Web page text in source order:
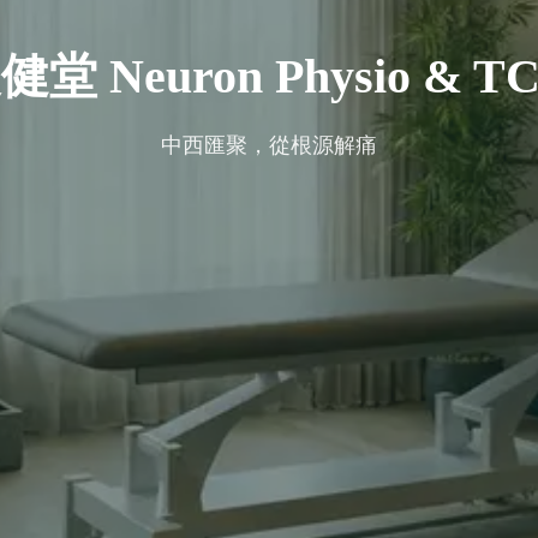
堂 Neuron Physio &
中西匯聚，從根源解痛